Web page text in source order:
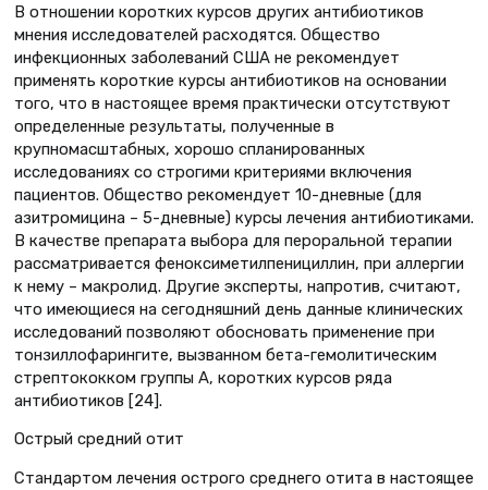
В отношении коротких курсов других антибиотиков
мнения исследователей расходятся. Общество
инфекционных заболеваний США не рекомендует
применять короткие курсы антибиотиков на основании
того, что в настоящее время практически отсутствуют
определенные результаты, полученные в
крупномасштабных, хорошо спланированных
исследованиях со строгими критериями включения
пациентов. Общество рекомендует 10-дневные (для
азитромицина – 5-дневные) курсы лечения антибиотиками.
В качестве препарата выбора для пероральной терапии
рассматривается феноксиметилпенициллин, при аллергии
к нему – макролид. Другие эксперты, напротив, считают,
что имеющиеся на сегодняшний день данные клинических
исследований позволяют обосновать применение при
тонзиллофарингите, вызванном бета-гемолитическим
стрептококком группы А, коротких курсов ряда
антибиотиков [24].
Острый средний отит
Стандартом лечения острого среднего отита в настоящее